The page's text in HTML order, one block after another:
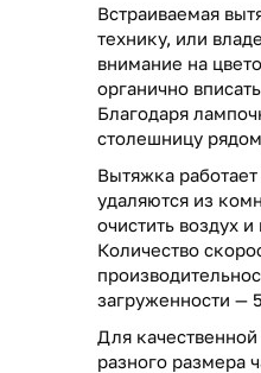
Встраиваемая
технику, или
внимание на
органично
Благодаря
столешницу
Вытяжка
удаляются из
очистить воздух
Количество
загруженности —
Для
разного размера